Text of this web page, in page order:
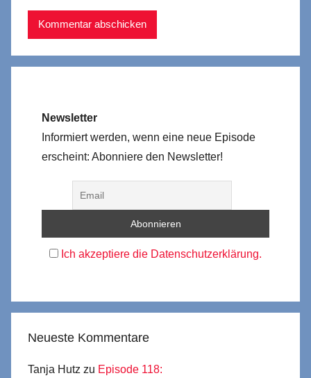
Newsletter
Informiert werden, wenn eine neue Episode
erscheint: Abonniere den Newsletter!
Ich akzeptiere die Datenschutzerklärung.
Neueste Kommentare
Tanja Hutz zu Episode 118: